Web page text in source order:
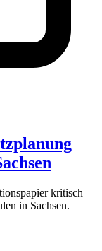
kritisch
in Sachsen.